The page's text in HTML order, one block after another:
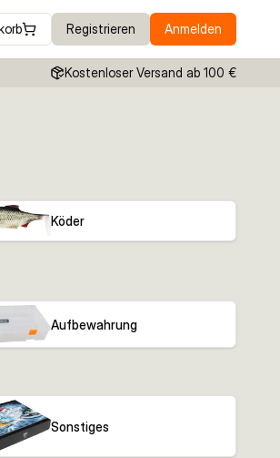
Registrieren Anmelden
Kostenloser Versand ab 100 €
Köder
Aufbewahrung
Sonstiges